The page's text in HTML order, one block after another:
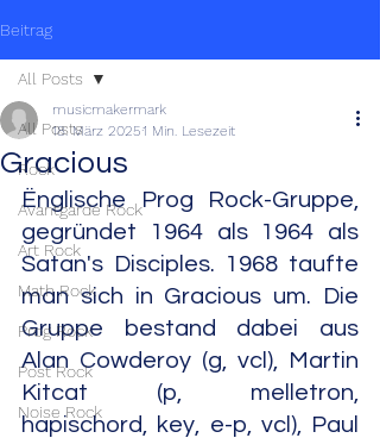
Beitrag
All Posts
Rock
Avantgarde Rock
Art Rock
Math Rock
Prog Rock
Post Rock
Noise Rock
All Posts
Gracious
musicmakermark
18. März 20251 Min. Lesezeit
Ënglische Prog Rock-Gruppe,
gegründet 1964 als 1964 als
Satan's Disciples. 1968 taufte
man sich in Gracious um. Die
Gruppe bestand dabei aus
Alan Cowderoy (g, vcl), Martin
Kitcat (p, melletron,
hapischord, key, e-p, vcl), Paul